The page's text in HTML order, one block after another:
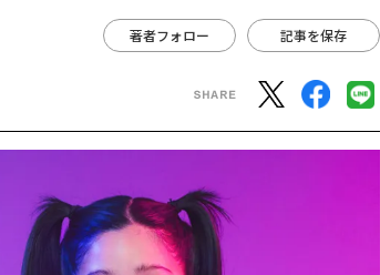
著者フォロー 記事を保存